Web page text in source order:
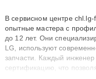
В сервисном центре
опытные мастера с
до 12 лет. Они
LG, используют
запчасти. Каждый
сертификацию, что